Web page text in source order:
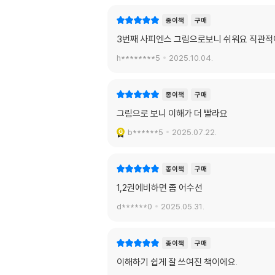
종이책 구매
3번째 사피엔스 그림으로보니 쉬워요 직관
h********5 2025.10.04.
종이책 구매
그림으로 보니 이해가 더 빨라요
b******5 2025.07.22.
종이책 구매
1,2권에비하면 좀 어수선
d******0 2025.05.31.
종이책 구매
이해하기 쉽게 잘 쓰여진 책이에요.